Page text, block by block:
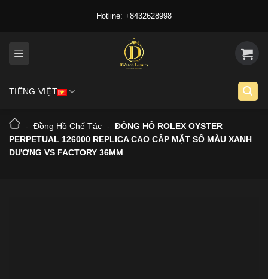
Hotline: +8432628998
TIẾNG VIỆT
- Đồng Hồ Chế Tác - ĐỒNG HỒ ROLEX OYSTER
PERPETUAL 126000 REPLICA CAO CẤP MẶT SỐ MÀU XANH
DƯƠNG VS FACTORY 36MM